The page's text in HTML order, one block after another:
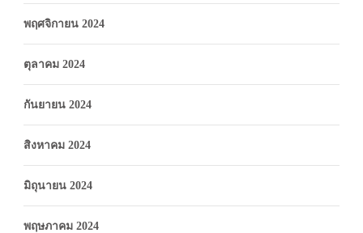
พฤศจิกายน 2024
ตุลาคม 2024
กันยายน 2024
สิงหาคม 2024
มิถุนายน 2024
พฤษภาคม 2024